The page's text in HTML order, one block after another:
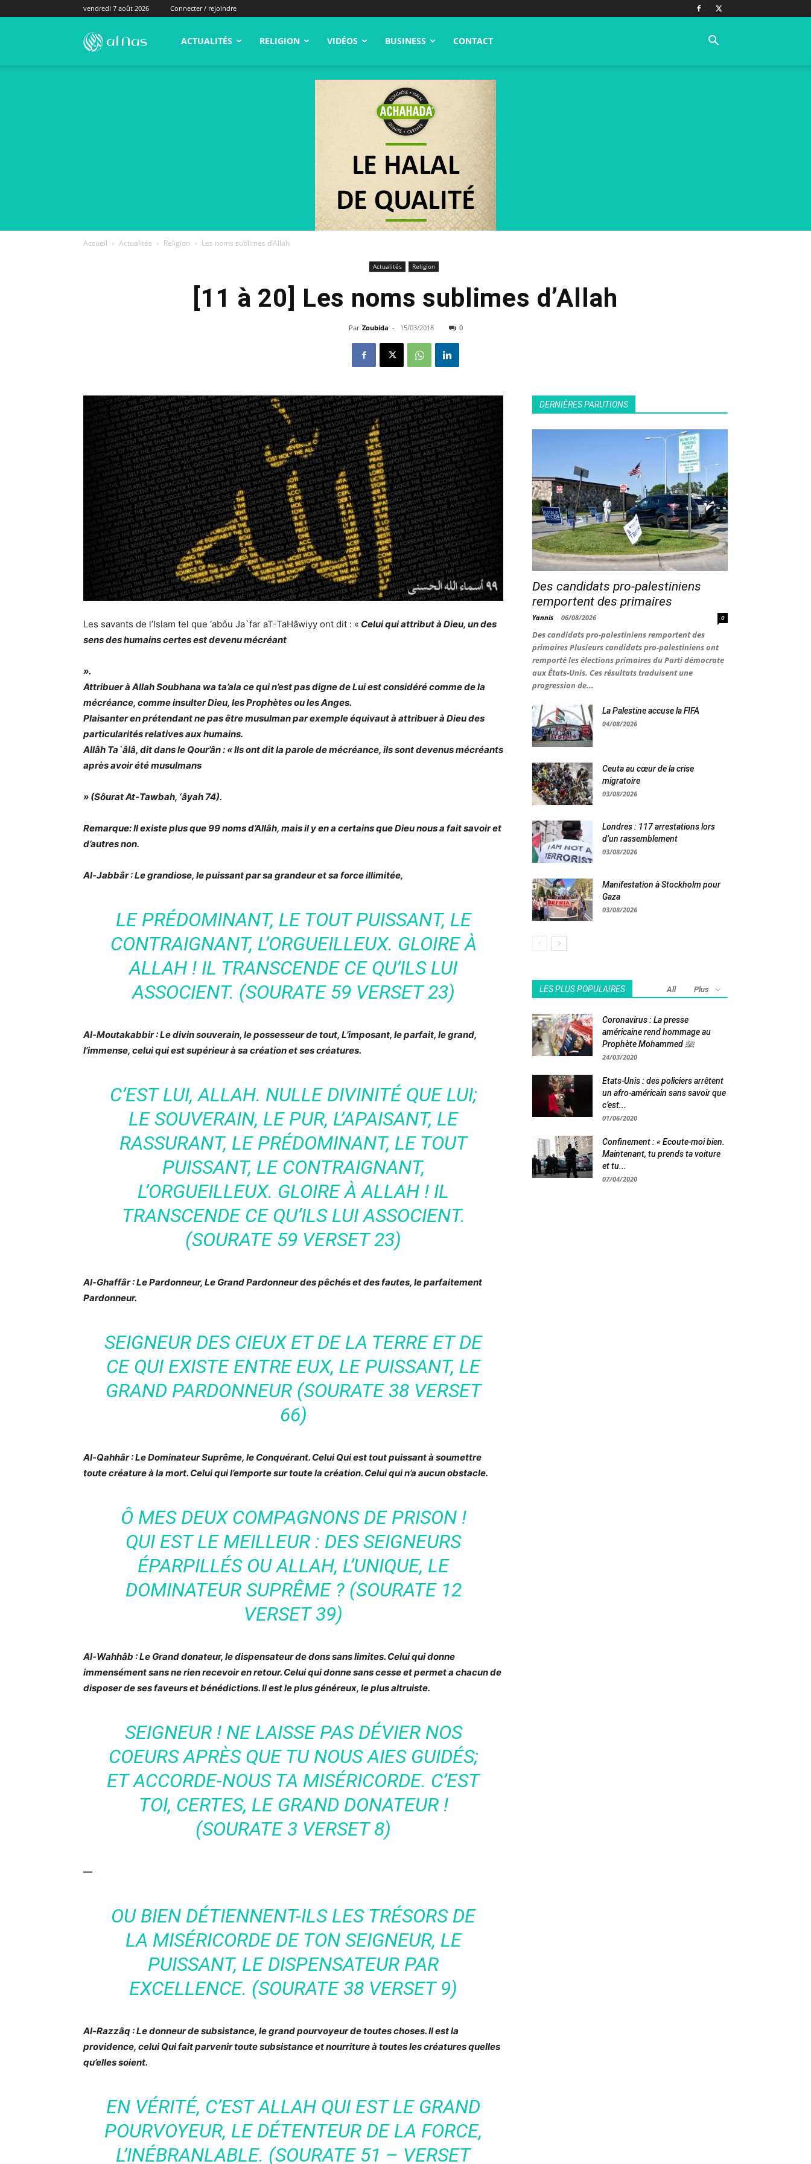
vendredi 7 août 2026 Connecter / rejoindre
alNas.fr ACTUALITÉS RELIGION VIDÉOS BUSINESS CONTACT
Accueil Actualités Religion Les noms sublimes d’Allah
Actualités Religion
[11 à 20] Les noms sublimes d’Allah
Par Zoubida - 15/03/2018 0
Les savants de l’Islam tel que ‘abôu Ja`far aT-TaHâwiyy ont dit : « Celui qui attribut à Dieu, un des
sens des humains certes est devenu mécréant
».
Attribuer à Allah Soubhana wa ta’ala ce qui n’est pas digne de Lui est considéré comme de la
mécréance, comme insulter Dieu, les Prophètes ou les Anges.
Plaisanter en prétendant ne pas être musulman par exemple équivaut à attribuer à Dieu des
particularités relatives aux humains.
Allâh Ta`âlâ, dit dans le Qour’ân : «Ils ont dit la parole de mécréance, ils sont devenus mécréants
après avoir été musulmans
» (Sôurat At-Tawbah, ‘âyah 74).
Remarque: Il existe plus que 99 noms d’Allâh, mais il y en a certains que Dieu nous a fait savoir et
d’autres non.
Al-Jabbâr : Le grandiose, le puissant par sa grandeur et sa force illimitée,
LE PRÉDOMINANT, LE TOUT PUISSANT, LE
CONTRAIGNANT, L’ORGUEILLEUX. GLOIRE À
ALLAH ! IL TRANSCENDE CE QU’ILS LUI
ASSOCIENT. (SOURATE 59 VERSET 23)
Al-Moutakabbir : Le divin souverain, le possesseur de tout, L’imposant, le parfait, le grand,
l’immense, celui qui est supérieur à sa création et ses créatures.
C’EST LUI, ALLAH. NULLE DIVINITÉ QUE LUI;
LE SOUVERAIN, LE PUR, L’APAISANT, LE
RASSURANT, LE PRÉDOMINANT, LE TOUT
PUISSANT, LE CONTRAIGNANT,
L’ORGUEILLEUX. GLOIRE À ALLAH ! IL
TRANSCENDE CE QU’ILS LUI ASSOCIENT.
(SOURATE 59 VERSET 23)
Al-Ghaffâr : Le Pardonneur, Le Grand Pardonneur des pêchés et des fautes, le parfaitement
Pardonneur.
SEIGNEUR DES CIEUX ET DE LA TERRE ET DE
CE QUI EXISTE ENTRE EUX, LE PUISSANT, LE
GRAND PARDONNEUR (SOURATE 38 VERSET
66)
Al-Qahhâr : Le Dominateur Suprême, le Conquérant. Celui Qui est tout puissant à soumettre
toute créature à la mort. Celui qui l’emporte sur toute la création. Celui qui n’a aucun obstacle.
Ô MES DEUX COMPAGNONS DE PRISON !
QUI EST LE MEILLEUR : DES SEIGNEURS
ÉPARPILLÉS OU ALLAH, L’UNIQUE, LE
DOMINATEUR SUPRÊME ? (SOURATE 12
VERSET 39)
Al-Wahhâb : Le Grand donateur, le dispensateur de dons sans limites. Celui qui donne
immensément sans ne rien recevoir en retour. Celui qui donne sans cesse et permet a chacun de
disposer de ses faveurs et bénédictions. Il est le plus généreux, le plus altruiste.
SEIGNEUR ! NE LAISSE PAS DÉVIER NOS
COEURS APRÈS QUE TU NOUS AIES GUIDÉS;
ET ACCORDE-NOUS TA MISÉRICORDE. C’EST
TOI, CERTES, LE GRAND DONATEUR !
(SOURATE 3 VERSET 8)
—
OU BIEN DÉTIENNENT-ILS LES TRÉSORS DE
LA MISÉRICORDE DE TON SEIGNEUR, LE
PUISSANT, LE DISPENSATEUR PAR
EXCELLENCE. (SOURATE 38 VERSET 9)
Al-Razzâq : Le donneur de subsistance, le grand pourvoyeur de toutes choses. Il est la
providence, celui Qui fait parvenir toute subsistance et nourriture à toutes les créatures quelles
qu’elles soient.
EN VÉRITÉ, C’EST ALLAH QUI EST LE GRAND
POURVOYEUR, LE DÉTENTEUR DE LA FORCE,
L’INÉBRANLABLE. (SOURATE 51 – VERSET
DERNIÈRES PARUTIONS
Des candidats pro-palestiniens
remportent des primaires
Yannis - 06/08/2026 0
Des candidats pro-palestiniens remportent des
primaires Plusieurs candidats pro-palestiniens ont
remporté les élections primaires du Parti démocrate
aux États-Unis. Ces résultats traduisent une
progression de...
La Palestine accuse la FIFA
04/08/2026
Ceuta au cœur de la crise
migratoire
03/08/2026
Londres : 117 arrestations lors
d’un rassemblement
03/08/2026
Manifestation à Stockholm pour
Gaza
03/08/2026
LES PLUS POPULAIRES All Plus
Coronavirus : La presse
américaine rend hommage au
Prophète Mohammed ﷺ
24/03/2020
Etats-Unis : des policiers arrêtent
un afro-américain sans savoir que
c’est...
01/06/2020
Confinement : « Ecoute-moi bien.
Maintenant, tu prends ta voiture
et tu...
07/04/2020